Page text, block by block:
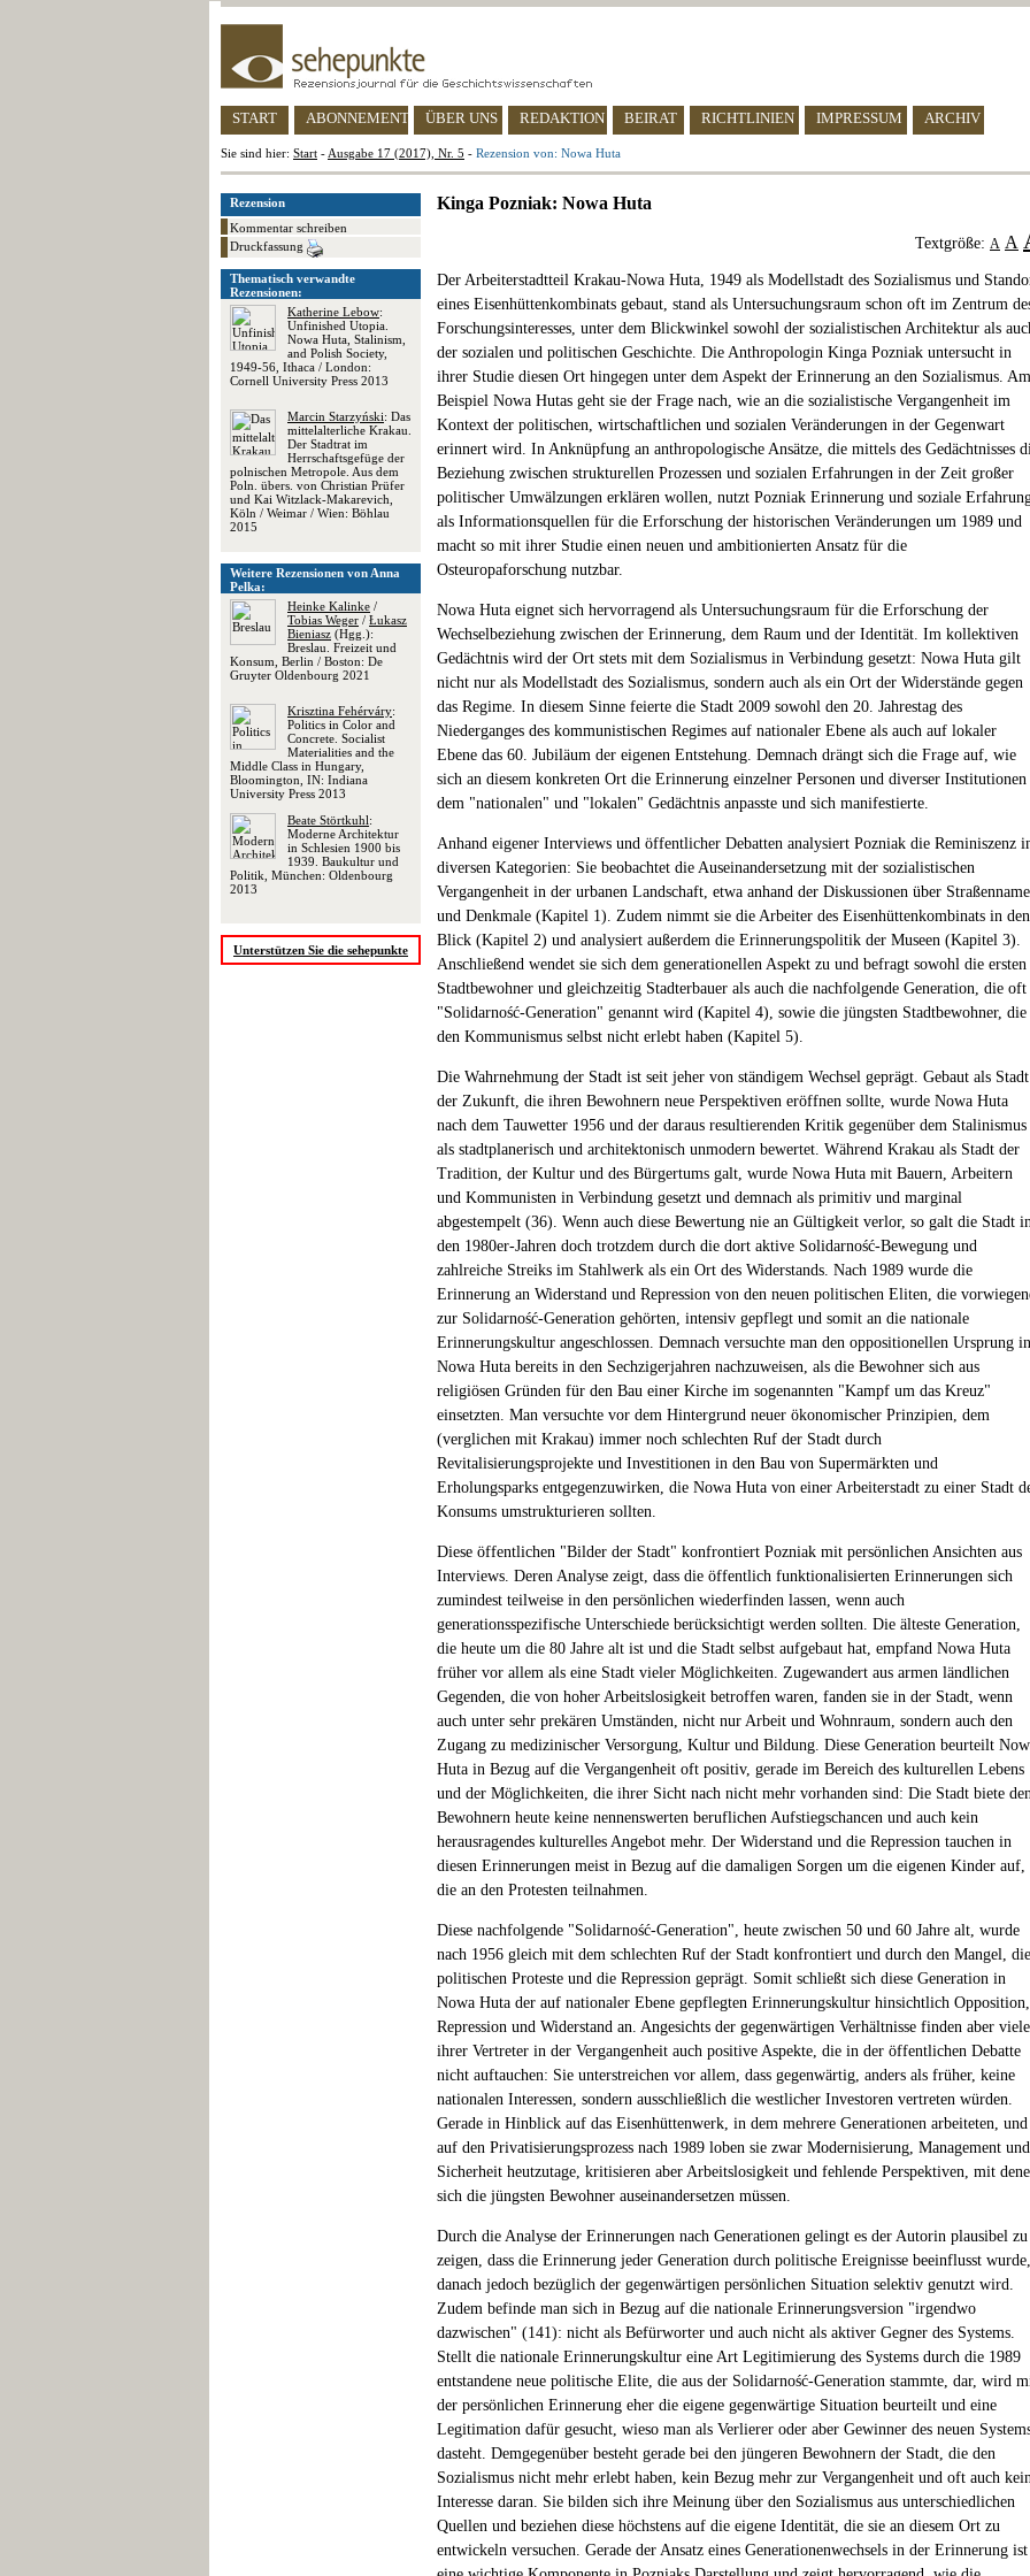
START ABONNEMENT ÜBER UNS REDAKTION BEIRAT RICHTLINIEN IMPRESSUM ARCHIV
Sie sind hier: Start - Ausgabe 17 (2017), Nr. 5 - Rezension von: Nowa Huta
Rezension
Kommentar schreiben
Druckfassung
Thematisch verwandte
Rezensionen:
Katherine Lebow:
Unfinished Utopia.
Nowa Huta, Stalinism,
and Polish Society,
1949-56, Ithaca / London:
Cornell University Press 2013
Marcin Starzyński: Das
mittelalterliche Krakau.
Der Stadtrat im
Herrschaftsgefüge der
polnischen Metropole. Aus dem
Poln. übers. von Christian Prüfer
und Kai Witzlack-Makarevich,
Köln / Weimar / Wien: Böhlau
2015
Weitere Rezensionen von Anna
Pelka:
Heinke Kalinke /
Tobias Weger / Łukasz
Bieniasz (Hgg.):
Breslau. Freizeit und
Konsum, Berlin / Boston: De
Gruyter Oldenbourg 2021
Krisztina Fehérváry:
Politics in Color and
Concrete. Socialist
Materialities and the
Middle Class in Hungary,
Bloomington, IN: Indiana
University Press 2013
Beate Störtkuhl:
Moderne Architektur
in Schlesien 1900 bis
1939. Baukultur und
Politik, München: Oldenbourg
2013
Unterstützen Sie die sehepunkte
Kinga Pozniak: Nowa Huta
Textgröße: A A
Der Arbeiterstadtteil Krakau-Nowa Huta, 1949 als Modellstadt des Sozialismus und
eines Eisenhüttenkombinats gebaut, stand als Untersuchungsraum schon oft im Zentrum
Forschungsinteresses, unter dem Blickwinkel sowohl der sozialistischen Architektur als
der sozialen und politischen Geschichte. Die Anthropologin Kinga Pozniak untersucht in
ihrer Studie diesen Ort hingegen unter dem Aspekt der Erinnerung an den Sozialismus. Am
Beispiel Nowa Hutas geht sie der Frage nach, wie an die sozialistische Vergangenheit im
Kontext der politischen, wirtschaftlichen und sozialen Veränderungen in der Gegenwart
erinnert wird. In Anknüpfung an anthropologische Ansätze, die mittels des Gedächtnisses
Beziehung zwischen strukturellen Prozessen und sozialen Erfahrungen in der Zeit großer
politischer Umwälzungen erklären wollen, nutzt Pozniak Erinnerung und soziale
als Informationsquellen für die Erforschung der historischen Veränderungen um 1989 und
macht so mit ihrer Studie einen neuen und ambitionierten Ansatz für die
Osteuropaforschung nutzbar.
Nowa Huta eignet sich hervorragend als Untersuchungsraum für die Erforschung der
Wechselbeziehung zwischen der Erinnerung, dem Raum und der Identität. Im kollektiven
Gedächtnis wird der Ort stets mit dem Sozialismus in Verbindung gesetzt: Nowa Huta gilt
nicht nur als Modellstadt des Sozialismus, sondern auch als ein Ort der Widerstände gegen
das Regime. In diesem Sinne feierte die Stadt 2009 sowohl den 20. Jahrestag des
Niederganges des kommunistischen Regimes auf nationaler Ebene als auch auf lokaler
Ebene das 60. Jubiläum der eigenen Entstehung. Demnach drängt sich die Frage auf, wie
sich an diesem konkreten Ort die Erinnerung einzelner Personen und diverser Institutionen
dem "nationalen" und "lokalen" Gedächtnis anpasste und sich manifestierte.
Anhand eigener Interviews und öffentlicher Debatten analysiert Pozniak die Reminiszenz
diversen Kategorien: Sie beobachtet die Auseinandersetzung mit der sozialistischen
Vergangenheit in der urbanen Landschaft, etwa anhand der Diskussionen über
und Denkmale (Kapitel 1). Zudem nimmt sie die Arbeiter des Eisenhüttenkombinats in den
Blick (Kapitel 2) und analysiert außerdem die Erinnerungspolitik der Museen (Kapitel 3).
Anschließend wendet sie sich dem generationellen Aspekt zu und befragt sowohl die ersten
Stadtbewohner und gleichzeitig Stadterbauer als auch die nachfolgende Generation, die oft
"Solidarność-Generation" genannt wird (Kapitel 4), sowie die jüngsten Stadtbewohner, die
den Kommunismus selbst nicht erlebt haben (Kapitel 5).
Die Wahrnehmung der Stadt ist seit jeher von ständigem Wechsel geprägt. Gebaut als Stadt
der Zukunft, die ihren Bewohnern neue Perspektiven eröffnen sollte, wurde Nowa Huta
nach dem Tauwetter 1956 und der daraus resultierenden Kritik gegenüber dem Stalinismus
als stadtplanerisch und architektonisch unmodern bewertet. Während Krakau als Stadt der
Tradition, der Kultur und des Bürgertums galt, wurde Nowa Huta mit Bauern, Arbeitern
und Kommunisten in Verbindung gesetzt und demnach als primitiv und marginal
abgestempelt (36). Wenn auch diese Bewertung nie an Gültigkeit verlor, so galt die Stadt
den 1980er-Jahren doch trotzdem durch die dort aktive Solidarność-Bewegung und
zahlreiche Streiks im Stahlwerk als ein Ort des Widerstands. Nach 1989 wurde die
Erinnerung an Widerstand und Repression von den neuen politischen Eliten, die
zur Solidarność-Generation gehörten, intensiv gepflegt und somit an die nationale
Erinnerungskultur angeschlossen. Demnach versuchte man den oppositionellen Ursprung in
Nowa Huta bereits in den Sechzigerjahren nachzuweisen, als die Bewohner sich aus
religiösen Gründen für den Bau einer Kirche im sogenannten "Kampf um das Kreuz"
einsetzten. Man versuchte vor dem Hintergrund neuer ökonomischer Prinzipien, dem
(verglichen mit Krakau) immer noch schlechten Ruf der Stadt durch
Revitalisierungsprojekte und Investitionen in den Bau von Supermärkten und
Erholungsparks entgegenzuwirken, die Nowa Huta von einer Arbeiterstadt zu einer Stadt
Konsums umstrukturieren sollten.
Diese öffentlichen "Bilder der Stadt" konfrontiert Pozniak mit persönlichen Ansichten aus
Interviews. Deren Analyse zeigt, dass die öffentlich funktionalisierten Erinnerungen sich
zumindest teilweise in den persönlichen wiederfinden lassen, wenn auch
generationsspezifische Unterschiede berücksichtigt werden sollten. Die älteste Generation,
die heute um die 80 Jahre alt ist und die Stadt selbst aufgebaut hat, empfand Nowa Huta
früher vor allem als eine Stadt vieler Möglichkeiten. Zugewandert aus armen ländlichen
Gegenden, die von hoher Arbeitslosigkeit betroffen waren, fanden sie in der Stadt, wenn
auch unter sehr prekären Umständen, nicht nur Arbeit und Wohnraum, sondern auch den
Zugang zu medizinischer Versorgung, Kultur und Bildung. Diese Generation beurteilt
Huta in Bezug auf die Vergangenheit oft positiv, gerade im Bereich des kulturellen Lebens
und der Möglichkeiten, die ihrer Sicht nach nicht mehr vorhanden sind: Die Stadt biete
Bewohnern heute keine nennenswerten beruflichen Aufstiegschancen und auch kein
herausragendes kulturelles Angebot mehr. Der Widerstand und die Repression tauchen in
diesen Erinnerungen meist in Bezug auf die damaligen Sorgen um die eigenen Kinder auf,
die an den Protesten teilnahmen.
Diese nachfolgende "Solidarność-Generation", heute zwischen 50 und 60 Jahre alt, wurde
nach 1956 gleich mit dem schlechten Ruf der Stadt konfrontiert und durch den Mangel, die
politischen Proteste und die Repression geprägt. Somit schließt sich diese Generation in
Nowa Huta der auf nationaler Ebene gepflegten Erinnerungskultur hinsichtlich Opposition,
Repression und Widerstand an. Angesichts der gegenwärtigen Verhältnisse finden aber viele
ihrer Vertreter in der Vergangenheit auch positive Aspekte, die in der öffentlichen Debatte
nicht auftauchen: Sie unterstreichen vor allem, dass gegenwärtig, anders als früher, keine
nationalen Interessen, sondern ausschließlich die westlicher Investoren vertreten würden.
Gerade in Hinblick auf das Eisenhüttenwerk, in dem mehrere Generationen arbeiteten, und
auf den Privatisierungsprozess nach 1989 loben sie zwar Modernisierung, Management und
Sicherheit heutzutage, kritisieren aber Arbeitslosigkeit und fehlende Perspektiven, mit
sich die jüngsten Bewohner auseinandersetzen müssen.
Durch die Analyse der Erinnerungen nach Generationen gelingt es der Autorin plausibel zu
zeigen, dass die Erinnerung jeder Generation durch politische Ereignisse beeinflusst wurde,
danach jedoch bezüglich der gegenwärtigen persönlichen Situation selektiv genutzt wird.
Zudem befinde man sich in Bezug auf die nationale Erinnerungsversion "irgendwo
dazwischen" (141): nicht als Befürworter und auch nicht als aktiver Gegner des Systems.
Stellt die nationale Erinnerungskultur eine Art Legitimierung des Systems durch die 1989
entstandene neue politische Elite, die aus der Solidarność-Generation stammte, dar, wird
der persönlichen Erinnerung eher die eigene gegenwärtige Situation beurteilt und eine
Legitimation dafür gesucht, wieso man als Verlierer oder aber Gewinner des neuen
dasteht. Demgegenüber besteht gerade bei den jüngeren Bewohnern der Stadt, die den
Sozialismus nicht mehr erlebt haben, kein Bezug mehr zur Vergangenheit und oft auch
Interesse daran. Sie bilden sich ihre Meinung über den Sozialismus aus unterschiedlichen
Quellen und beziehen diese höchstens auf die eigene Identität, die sie an diesem Ort zu
entwickeln versuchen. Gerade der Ansatz eines Generationenwechsels in der Erinnerung ist